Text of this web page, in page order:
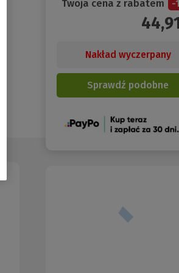
Twoja cena z rabatem -
Nakład wyczerpany
Sprawdź podobne
(Nowe